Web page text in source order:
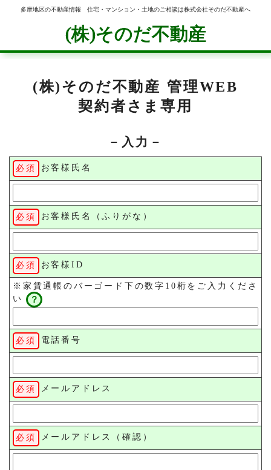
多摩地区の不動産情報 住宅・マンション・土地のご相談は株式会社そのだ不動産へ
(株)そのだ不動産
(株)そのだ不動産 管理WEB
契約者さま専用
－入力－
お客様氏名
お客様氏名（ふりがな）
お客様ID
※家賃通帳のバーゴード下の数字10桁をご入力くださ
い
電話番号
メールアドレス
メールアドレス（確認）